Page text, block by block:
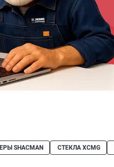
SHACMAN СТЕКЛА XCMG